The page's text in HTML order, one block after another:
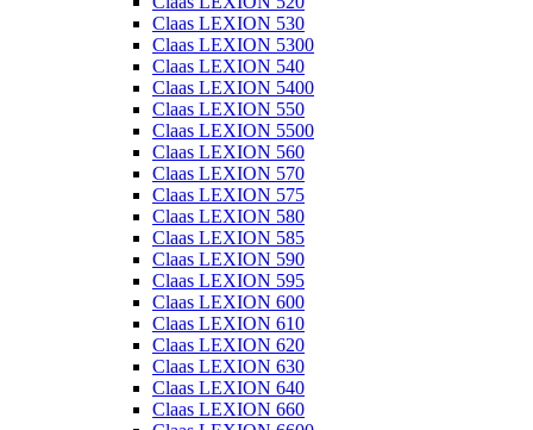
Claas LEXION 530
Claas LEXION 5300
Claas LEXION 540
Claas LEXION 5400
Claas LEXION 550
Claas LEXION 5500
Claas LEXION 560
Claas LEXION 570
Claas LEXION 575
Claas LEXION 580
Claas LEXION 585
Claas LEXION 590
Claas LEXION 595
Claas LEXION 600
Claas LEXION 610
Claas LEXION 620
Claas LEXION 630
Claas LEXION 640
Claas LEXION 660